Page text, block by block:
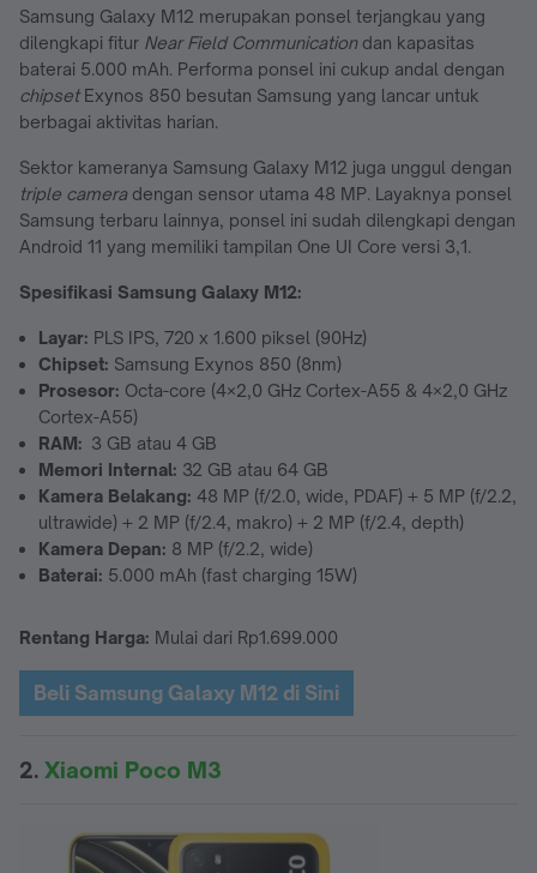
Samsung Galaxy M12 merupakan ponsel terjangkau yang
dilengkapi fitur Near Field Communication dan kapasitas
baterai 5.000 mAh. Performa ponsel ini cukup andal dengan
chipset Exynos 850 besutan Samsung yang lancar untuk
berbagai aktivitas harian.
Sektor kameranya Samsung Galaxy M12 juga unggul dengan
triple camera dengan sensor utama 48 MP. Layaknya ponsel
Samsung terbaru lainnya, ponsel ini sudah dilengkapi dengan
Android 11 yang memiliki tampilan One UI Core versi 3,1.
Spesifikasi Samsung Galaxy M12:
Layar: PLS IPS, 720 x 1.600 piksel (90Hz)
Chipset: Samsung Exynos 850 (8nm)
Prosesor: Octa-core (4×2,0 GHz Cortex-A55 & 4×2,0 GHz
Cortex-A55)
RAM: 3 GB atau 4 GB
Memori Internal: 32 GB atau 64 GB
Kamera Belakang: 48 MP (f/2.0, wide, PDAF) + 5 MP (f/2.2,
ultrawide) + 2 MP (f/2.4, makro) + 2 MP (f/2.4, depth)
Kamera Depan: 8 MP (f/2.2, wide)
Baterai: 5.000 mAh (fast charging 15W)
Rentang Harga: Mulai dari Rp1.699.000
Beli Samsung Galaxy M12 di Sini
2. Xiaomi Poco M3